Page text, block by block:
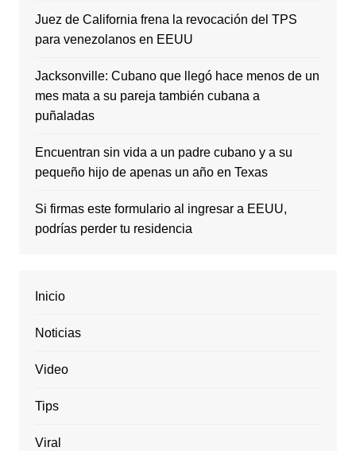
Juez de California frena la revocación del TPS
para venezolanos en EEUU
Jacksonville: Cubano que llegó hace menos de un
mes mata a su pareja también cubana a
puñaladas
Encuentran sin vida a un padre cubano y a su
pequeño hijo de apenas un año en Texas
Si firmas este formulario al ingresar a EEUU,
podrías perder tu residencia
Inicio
Noticias
Video
Tips
Viral